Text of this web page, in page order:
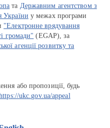
та Державним агентством з
України у межах програми
"Електронне врядування
громади" (EGAP), за
агенції розвитку та
або пропозиції, будь
ukc.gov.ua/appeal